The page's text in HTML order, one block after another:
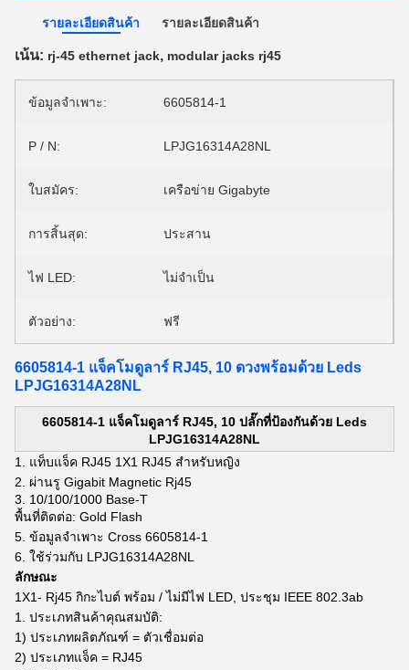
รายละเอียดสินค้า รายละเอียดสินค้า
เน้น: rj-45 ethernet jack, modular jacks rj45
ข้อมูลจำเพาะ: 6605814-1
P / N: LPJG16314A28NL
ใบสมัคร: เครือข่าย Gigabyte
การสิ้นสุด: ประสาน
ไฟ LED: ไม่จำเป็น
ตัวอย่าง: ฟรี
6605814-1 แจ็คโมดูลาร์ RJ45, 10 ดวงพร้อมด้วย Leds
LPJG16314A28NL
6605814-1 แจ็คโมดูลาร์ RJ45, 10 ปลั๊กที่ป้องกันด้วย Leds
LPJG16314A28NL
1. แท็บแจ็ค RJ45 1X1 RJ45 สำหรับหญิง
2. ผ่านรู Gigabit Magnetic Rj45
3. 10/100/1000 Base-T
พื้นที่ติดต่อ: Gold Flash
5. ข้อมูลจำเพาะ Cross 6605814-1
6. ใช้ร่วมกับ LPJG16314A28NL
ลักษณะ
1X1- Rj45 กิกะไบต์ พร้อม / ไม่มีไฟ LED, ประชุม IEEE 802.3ab
1. ประเภทสินค้าคุณสมบัติ:
1) ประเภทผลิตภัณฑ์ = ตัวเชื่อมต่อ
2) ประเภทแจ็ค = RJ45